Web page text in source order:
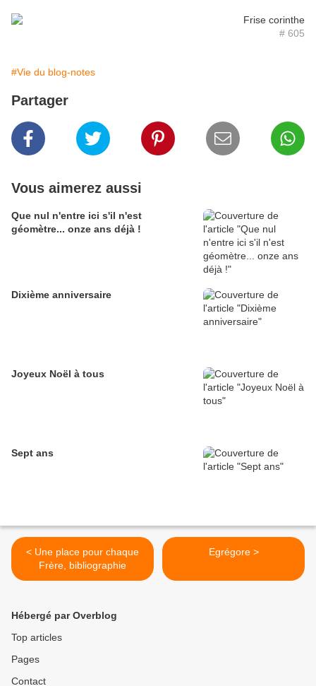
# 605
#Vie du blog-notes
Partager
Vous aimerez aussi
Que nul n'entre ici s'il n'est
géomètre... onze ans déjà !
Dixième anniversaire
Joyeux Noël à tous
Sept ans
< Une place pour chaque
Frère, bibliographie
Egrégore >
Hébergé par Overblog
Top articles
Pages
Contact